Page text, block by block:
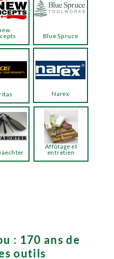
: 170 ans de
outils
Blue Spruce
Narex
Affûtage et
entretien